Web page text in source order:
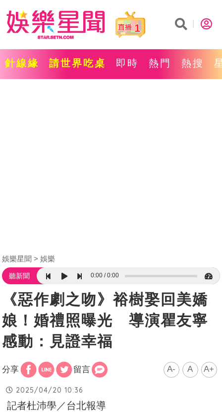
1
針線緣 請世界吃桌 即時 熱門 熱搜
娛樂星聞 娛樂
聽新聞 0:00 0:00
《惡作劇之吻》裕樹娶回美嬌
娘！婚禮照曝光 導演瞿友寧
感動：見證幸福
分享 留言 A- A A+
2025/04/20 10:36
記者杜沛學／台北報導